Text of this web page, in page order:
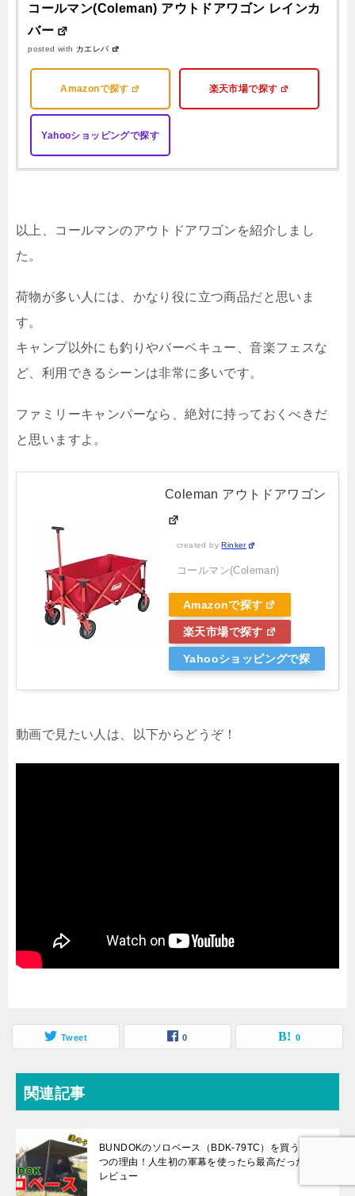
コールマン(Coleman) アウトドアワゴン レインカ
バー
posted with カエレバ
Amazonで探す 楽天市場で探す
Yahooショッピングで探す
以上、コールマンのアウトドアワゴンを紹介しまし
た。
荷物が多い人には、かなり役に立つ商品だと思いま
す。
キャンプ以外にも釣りやバーベキュー、音楽フェスな
ど、利用できるシーンは非常に多いです。
ファミリーキャンパーなら、絶対に持っておくべきだ
と思いますよ。
Coleman アウトドアワゴン
created byRinker
コールマン(Coleman)
Amazonで探す
楽天市場で探す
Yahooショッピングで探
動画で見たい人は、以下からどうぞ！
Tweet 0 0
関連記事
BUNDOKのソロベース（BDK-79TC）を買うべき6
つの理由！人生初の軍幕を使ったら最高だったので
レビュー